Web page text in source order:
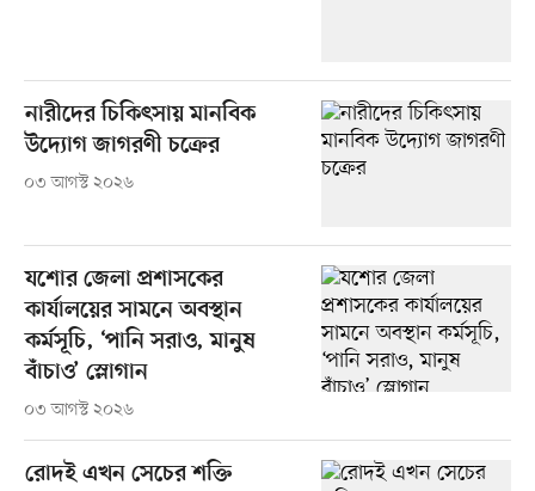
নারীদের চিকিৎসায় মানবিক
উদ্যোগ জাগরণী চক্রের
০৩ আগস্ট ২০২৬
যশোর জেলা প্রশাসকের
কার্যালয়ের সামনে অবস্থান
কর্মসূচি, ‘পানি সরাও, মানুষ
বাঁচাও’ স্লোগান
০৩ আগস্ট ২০২৬
রোদই এখন সেচের শক্তি